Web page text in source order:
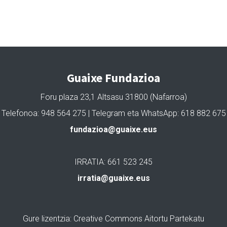
Guaixe Fundazioa
Foru plaza 23,1 Altsasu 31800 (Nafarroa)
Telefonoa: 948 564 275 | Telegram eta WhatsApp: 618 882 675
fundazioa@guaixe.eus
IRRATIA: 661 523 245
irratia@guaixe.eus
Gure lizentzia: Creative Commons Aitortu Partekatu